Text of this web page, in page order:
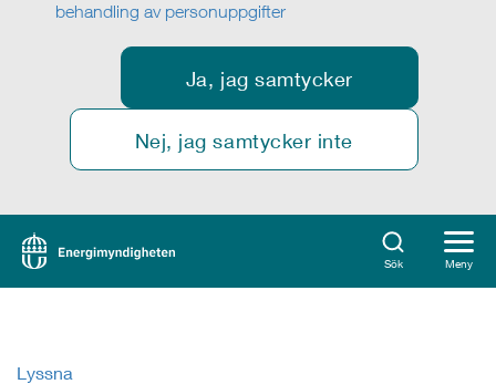
behandling av personuppgifter
Ja, jag samtycker
Nej, jag samtycker inte
Sök Meny
Lyssna